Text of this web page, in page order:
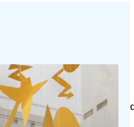
Últimas noticias sobre